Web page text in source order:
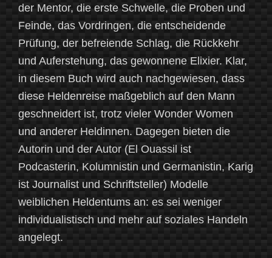
der Mentor, die erste Schwelle, die Proben und
Feinde, das Vordringen, die entscheidende
Prüfung, der befreiende Schlag, die Rückkehr
und Auferstehung, das gewonnene Elixier. Klar,
in diesem Buch wird auch nachgewiesen, dass
diese Heldenreise maßgeblich auf den Mann
geschneidert ist, trotz vieler Wonder Women
und anderer Heldinnen. Dagegen bieten die
Autorin und der Autor (El Ouassil ist
Podcasterin, Kolumnistin und Germanistin, Karig
ist Journalist und Schriftsteller) Modelle
weiblichen Heldentums an: es sei weniger
individualistisch und mehr auf soziales Handeln
angelegt.